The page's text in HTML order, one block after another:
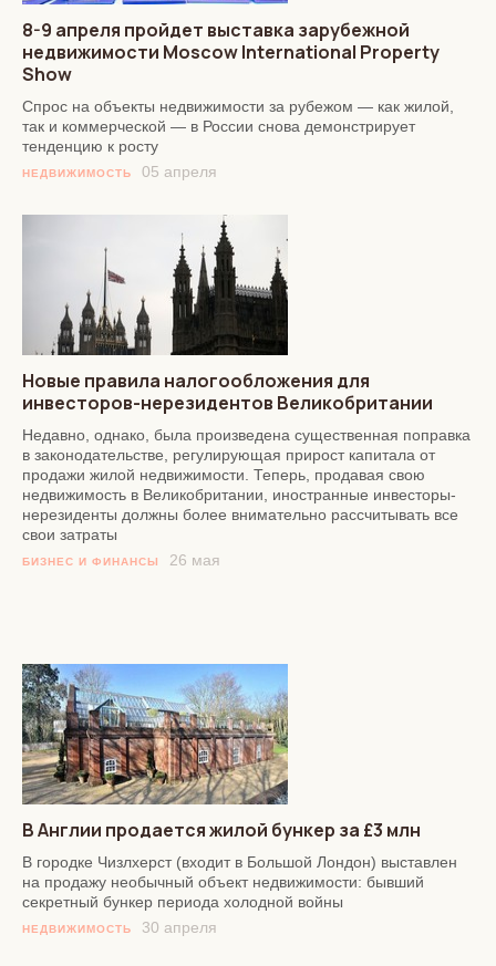
8-9 апреля пройдет выставка зарубежной
недвижимости Moscow International Property
Show
Спрос на объекты недвижимости за рубежом — как жилой,
так и коммерческой — в России снова демонстрирует
тенденцию к росту
НЕДВИЖИМОСТЬ 05 апреля
Новые правила налогообложения для
инвесторов-нерезидентов Великобритании
Недавно, однако, была произведена существенная поправка
в законодательстве, регулирующая прирост капитала от
продажи жилой недвижимости. Теперь, продавая свою
недвижимость в Великобритании, иностранные инвесторы-
нерезиденты должны более внимательно рассчитывать все
свои затраты
БИЗНЕС И ФИНАНСЫ 26 мая
В Англии продается жилой бункер за £3 млн
В городке Чизлхерст (входит в Большой Лондон) выставлен
на продажу необычный объект недвижимости: бывший
секретный бункер периода холодной войны
НЕДВИЖИМОСТЬ 30 апреля